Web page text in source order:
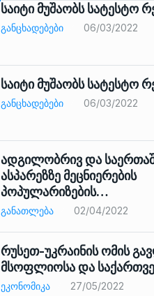
საიტი მუშაობს სატესტო
ᲒᲐᲜᲪᲮᲐᲓᲔᲑᲔᲑᲘ 06/03/2022
საიტი მუშაობს სატესტო
ᲒᲐᲜᲪᲮᲐᲓᲔᲑᲔᲑᲘ 06/03/2022
ადგილობრივ და
ასპარეზზე მეცნიერების
პოპულარიზების…
ᲒᲐᲜᲐᲗᲚᲔᲑᲐ 02/04/2022
რუსეთ-უკრაინის ომის
მსოფლიოსა და
ᲔᲙᲝᲜᲝᲛᲘᲙᲐ 27/05/2022